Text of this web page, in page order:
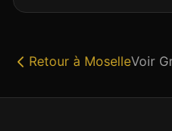
Retour à MoselleVoir